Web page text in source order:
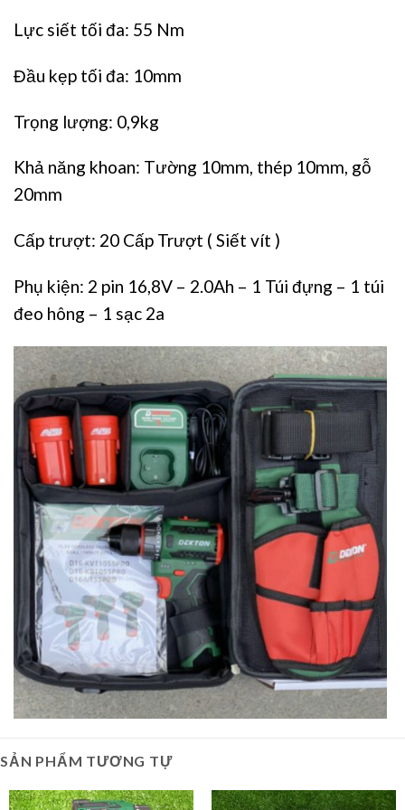
Lực siết tối đa: 55 Nm
Đầu kẹp tối đa: 10mm
Trọng lượng: 0,9kg
Khả năng khoan: Tường 10mm, thép 10mm, gỗ
20mm
Cấp trượt: 20 Cấp Trượt ( Siết vít )
Phụ kiện: 2 pin 16,8V – 2.0Ah – 1 Túi đựng – 1 túi
đeo hông – 1 sạc 2a
SẢN PHẨM TƯƠNG TỰ